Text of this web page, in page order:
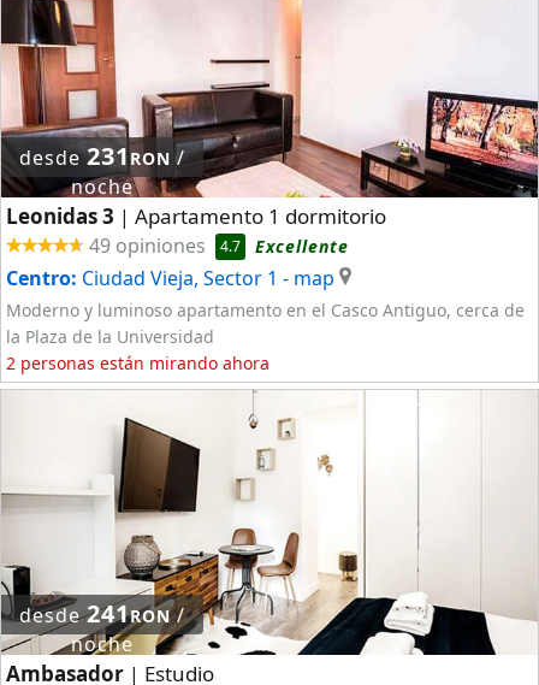
desde231 RON /
noche
Leonidas 3 | Apartamento 1 dormitorio
49 opiniones 4.7 Excellente
Centro: Ciudad Vieja, Sector 1 - map
Moderno y luminoso apartamento en el Casco Antiguo, cerca de
la Plaza de la Universidad
2 personas están mirando ahora
desde241RON/
noche
Ambasador | Estudio